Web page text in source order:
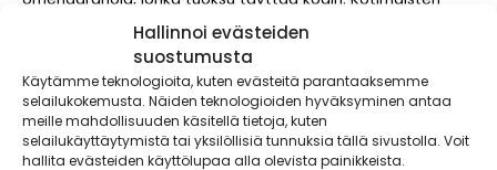
Hallinnoi evästeiden
suostumusta
Käytämme teknologioita, kuten evästeitä parantaaksemme
selailukokemusta. Näiden teknologioiden hyväksyminen antaa
meille mahdollisuuden käsitellä tietoja, kuten
selailukäyttäytymistä tai yksilöllisiä tunnuksia tällä sivustolla. Voit
hallita evästeiden käyttölupaa alla olevista painikkeista.